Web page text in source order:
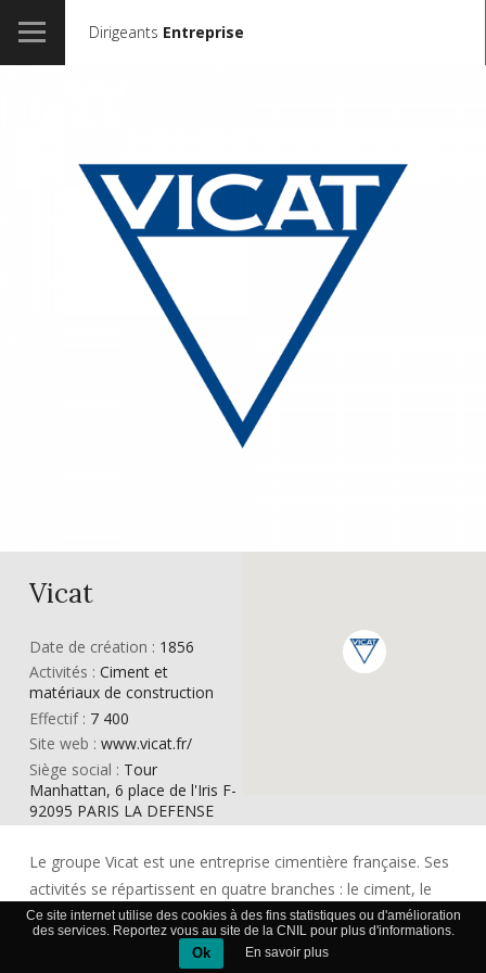
Dirigeants Entreprise
Vicat
Date de création : 1856
Activités : Ciment et
matériaux de construction
Effectif : 7 400
Site web : www.vicat.fr/
Siège social : Tour
Manhattan, 6 place de l'Iris F-
92095 PARIS LA DEFENSE
Le groupe Vicat est une entreprise cimentière française. Ses
activités se répartissent en quatre branches : le ciment, le
béton, les granulats, et les autres produits et services.
Ce site internet utilise des cookies à des fins statistiques ou d'amélioration
des services. Reportez vous au site de la CNIL pour plus d'informations.
Ok En savoir plus